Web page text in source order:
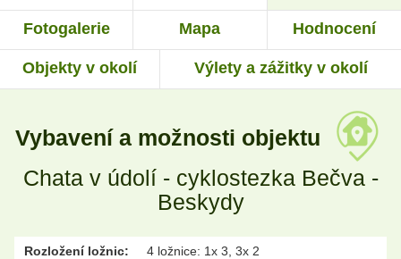
Fotogalerie Mapa Hodnocení
Objekty v okolí Výlety a zážitky v okolí
Vybavení a možnosti objektu
Chata v údolí - cyklostezka Bečva -
Beskydy
Rozložení ložnic:
4 ložnice: 1x 3, 3x 2